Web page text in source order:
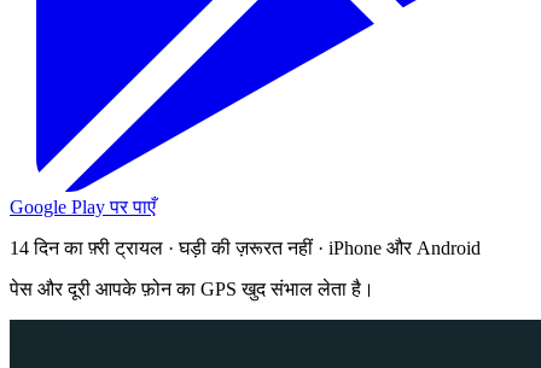
Google Play पर पाएँ
14 दिन का फ़्री ट्रायल · घड़ी की ज़रूरत नहीं · iPhone और Android
पेस और दूरी आपके फ़ोन का GPS खुद संभाल लेता है।